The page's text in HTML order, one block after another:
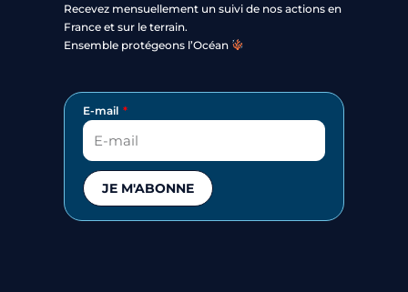
Recevez mensuellement un suivi de nos actions en
France et sur le terrain.
Ensemble protégeons l’Océan
E-mail
JE M'ABONNE